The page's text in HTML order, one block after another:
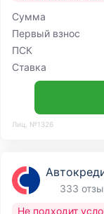
Сумма
Первый взнос
ПСК
Ставка
Лиц. №1326
333
Не подходит